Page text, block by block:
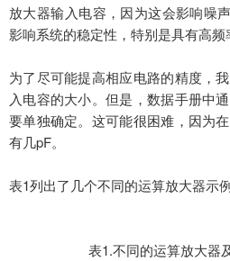
放大器输入电容，因为这会影响噪
影响系统的稳定性，特别是具有高频
为了尽可能提高相应电路的精度，
入电容的大小。但是，数据手册中
要单独确定。这可能很困难，因为
有几pF。
表1列出了几个不同的运算放大器示
表1.不同的运算放大器